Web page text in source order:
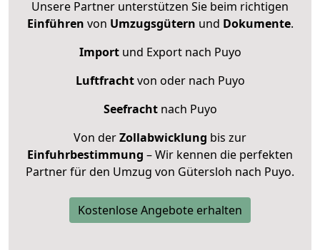
Unsere Partner unterstützen Sie beim richtigen
Einführen von Umzugsgütern und Dokumente.
Importund Export nach Puyo
Luftfrachtvon oder nach Puyo
Seefrachtnach Puyo
Von derZollabwicklung bis zur
Einfuhrbestimmung – Wir kennen die perfekten
Partner für den Umzug von Gütersloh nach Puyo.
Kostenlose Angebote erhalten